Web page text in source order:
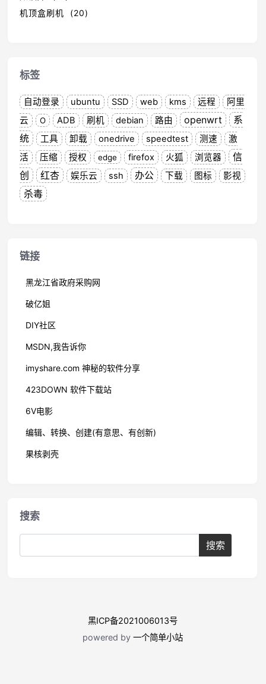
机顶盒刷机 (20)
标签
自动登录 ubuntu SSD web kms 远程
阿里
云
O ADB 刷机 debian 路由 openwrt
系
统
工具 卸载 onedrive speedtest 测速
激
活
压缩 授权 edge firefox 火狐 浏览器
信
创
红杏 娱乐云 ssh 办公 下载 图标 影视
杀毒
链接
黑龙江省政府采购网
破亿姐
DIY社区
MSDN,我告诉你
imyshare.com 神秘的软件分享
423DOWN 软件下载站
6V电影
编辑、转换、创建(有意思、有创新)
果核剥壳
搜索
黑ICP备2021006013号
powered by 一个简单小站